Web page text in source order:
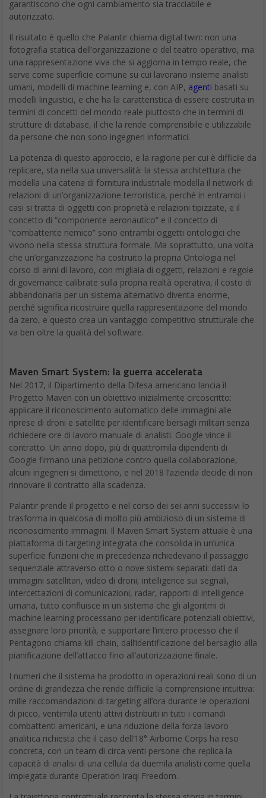
garantiscono che ogni cambiamento sia tracciabile e
autorizzato.
Il risultato è quello che Palantir chiama digital twin: non una
fotografia statica dell’organizzazione o del teatro operativo, ma
una rappresentazione viva che si aggiorna in tempo reale, che
serve come superficie comune su cui lavorano insieme analisti
umani, modelli di machine learning e, con AIP, agenti basati su
modelli linguistici, e che ha la caratteristica di essere costruita in
termini di concetti del mondo reale piuttosto che in termini di
strutture di database, il che la rende comprensibile e utilizzabile
da persone che non sono ingegneri informatici.
La potenza di questo approccio, e la ragione per cui è difficile da
replicare, sta nella sua universalità: la stessa architettura che
modella una catena di fornitura industriale modella il network di
relazioni di un’organizzazione terroristica, perché in entrambi i
casi si tratta di oggetti con proprietà e relazioni tipizzate, e il
concetto di “componente aeronautico” e il concetto di
“combattente nemico” sono entrambi oggetti ontologici che
vivono nella stessa struttura formale. Ma soprattutto, una volta
che un’organizzazione ha costruito la propria Ontologia nel
corso di anni di lavoro, con migliaia di oggetti, relazioni e regole
di governance calibrate sulla propria realtà operativa, il costo di
abbandonarla per un sistema alternativo diventa enorme,
perché significa ricostruire quella rappresentazione del mondo
da zero, e questo crea un vantaggio competitivo strutturale che
va ben oltre la qualità del software.
Maven Smart System: la guerra accelerata
Nel 2017, il Dipartimento della Difesa americano lancia il
Progetto Maven con un obiettivo inizialmente circoscritto:
applicare il riconoscimento automatico delle immagini alle
riprese di droni e satellite per identificare bersagli militari senza
richiedere ore di lavoro manuale di analisti. Google vince il
contratto. Un anno dopo, più di quattromila dipendenti di
Google firmano una petizione contro quella collaborazione,
alcuni ingegneri si dimettono, e nel 2018 l’azienda decide di non
rinnovare il contratto alla scadenza.
Palantir prende il progetto e nel corso dei sei anni successivi lo
trasforma in qualcosa di molto più ambizioso di un sistema di
riconoscimento immagini. Il Maven Smart System attuale è una
piattaforma di targeting integrata che consolida in un’unica
superficie funzioni che in precedenza richiedevano il passaggio
sequenziale attraverso otto o nove sistemi separati: dati da
immagini satellitari, video di droni, intelligence sui segnali,
intercettazioni di comunicazioni, radar, rapporti di intelligence
umana, tutto confluisce in un sistema che gli algoritmi di
machine learning processano per identificare potenziali obiettivi,
assegnare loro priorità, e supportare l’intero processo che il
Pentagono chiama kill chain, dall’identificazione del bersaglio alla
pianificazione dell’attacco fino all’autorizzazione finale.
I numeri che il sistema ha prodotto in operazioni reali sono di un
ordine di grandezza che rende difficile la comprensione intuitiva:
mille raccomandazioni di targeting all’ora durante le operazioni
di picco, ventimila utenti attivi distribuiti in tutti i comandi
combattenti americani, e una riduzione della forza lavoro
analitica richiesta che il caso dell’18° Airborne Corps ha reso
concreta, con un team di circa venti persone che replica la
capacità di analisi di una cellula da duemila analisti come quella
impiegata durante Operation Iraqi Freedom.